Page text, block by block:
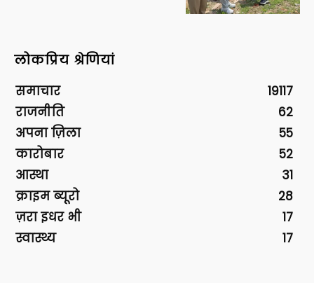
लोकप्रिय श्रेणियां
समाचार
19117
राजनीति
62
अपना ज़िला
55
कारोबार
52
आस्था
31
क्राइम ब्यूरो
28
ज़रा इधर भी
17
स्वास्थ्य
17